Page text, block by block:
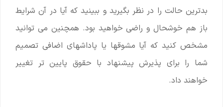
بدترین حالت را در نظر بگیرید و ببینید که آیا در آن شرایط
باز هم خوشحال و راضی خواهید بود. همچنین می توانید
مشخص کنید که آیا مشوقها یا پاداشهای اضافی تصمیم
شما را برای پذیرش پیشنهاد با حقوق پایین تر تغییر
خواهند داد.